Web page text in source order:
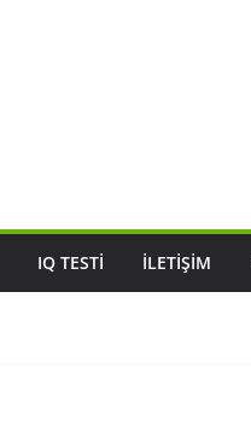
IQ TESTI İLETIŞIM